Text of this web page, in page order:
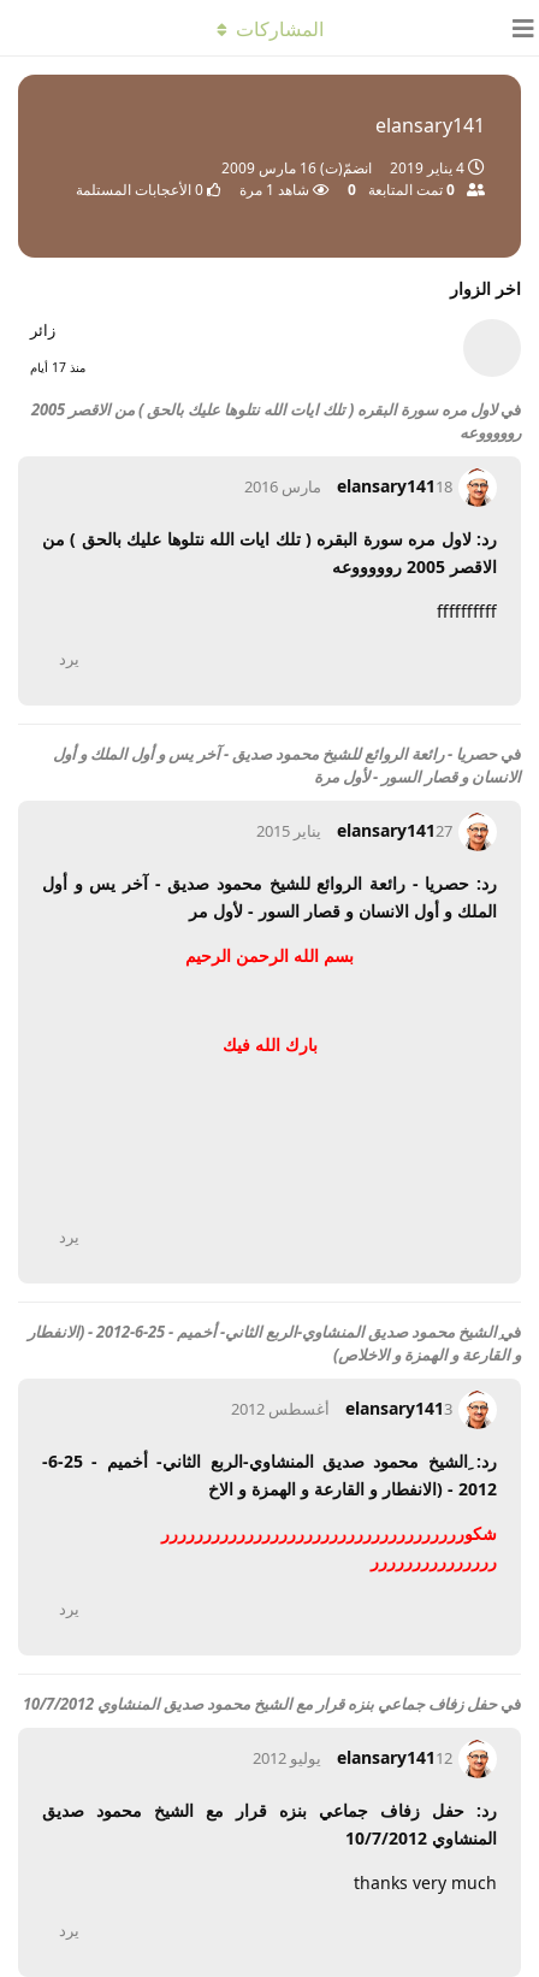
elansary141
4 يناير 2019 انضمّ(ت)16 مارس 2009
0تمت المتابعة 0 شاهد 1 مرة 0الأعجابات المستلمة
المشاركات
اخر الزوار
زائر
منذ 17 أيام
في
لاول مره سورة البقره ( تلك ايات الله نتلوها عليك بالحق ) من الاقصر 2005
روووووعه
elansary14118 مارس 2016
رد: لاول مره سورة البقره ( تلك ايات الله نتلوها عليك بالحق ) من
الاقصر 2005 روووووعه
ffffffffff
يرد
فيحصريا - رائعة الروائع للشيخ محمود صديق - آخر يس و أول الملك و أول
الانسان و قصار السور - لأول مرة
elansary14127 يناير 2015
رد: حصريا - رائعة الروائع للشيخ محمود صديق - آخر يس و أول
الملك و أول الانسان و قصار السور - لأول مر
بسم الله الرحمن الرحيم
بارك الله فيك
يرد
في
ِالشيخ محمود صديق المنشاوي-الربع الثاني- أخميم - 25-6-2012 - (الانفطار
و القارعة و الهمزة و الاخلاص)
elansary1413 أغسطس 2012
رد: ِالشيخ محمود صديق المنشاوي-الربع الثاني- أخميم - 25-6-
2012 - (الانفطار و القارعة و الهمزة و الاخ
شكورررررررررررررررررررررررررررررررررررر
ررررررررررررررر
يرد
فيحفل زفاف جماعي بنزه قرار مع الشيخ محمود صديق المنشاوي 10/7/2012
elansary14112 يوليو 2012
رد: حفل زفاف جماعي بنزه قرار مع الشيخ محمود صديق
المنشاوي 10/7/2012
thanks very much
يرد